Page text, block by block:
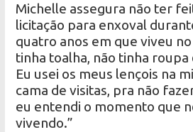
Michelle assegura não ter
licitação para enxoval
quatro anos em que viveu
tinha toalha, não tinha roupa
Eu usei os meus lençois na
cama de visitas, pra não
eu entendi o momento que
vivendo.”